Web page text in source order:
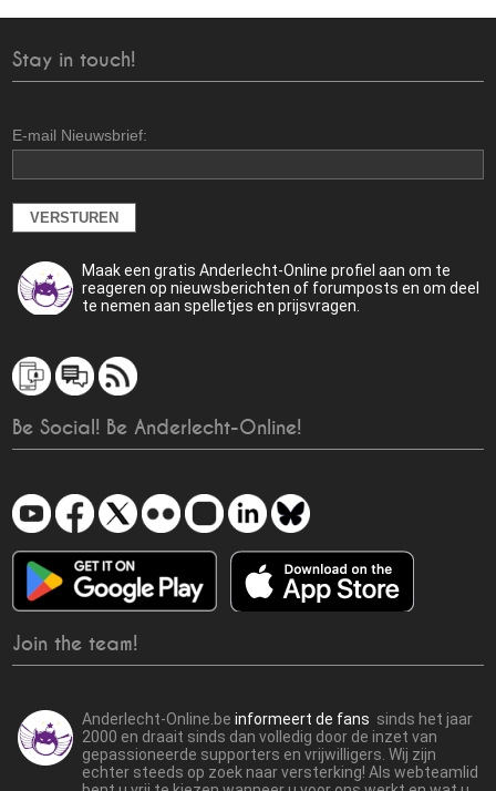
Stay in touch!
E-mail Nieuwsbrief:
Maak een gratis Anderlecht-Online profiel aan om te
reageren op nieuwsberichten of forumposts en om deel
te nemen aan spelletjes en prijsvragen.
Be Social! Be Anderlecht-Online!
Join the team!
Anderlecht-Online.beinformeert de fans sinds het jaar
2000 en draait sinds dan volledig door de inzet van
gepassioneerde supporters en vrijwilligers. Wij zijn
echter steeds op zoek naar versterking! Als webteamlid